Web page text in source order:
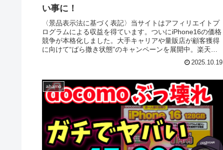
い事に！
〈景品表示法に基づく表記〉当サイトはアフィリエイトプ
ログラムによる収益を得ています。ついにiPhone16の価格
競争が本格化しました。大手キャリアや量販店が顧客獲得
に向けて“ばら撒き状態”のキャンペーンを展開中。楽天モ
2025.10.19
ahamo